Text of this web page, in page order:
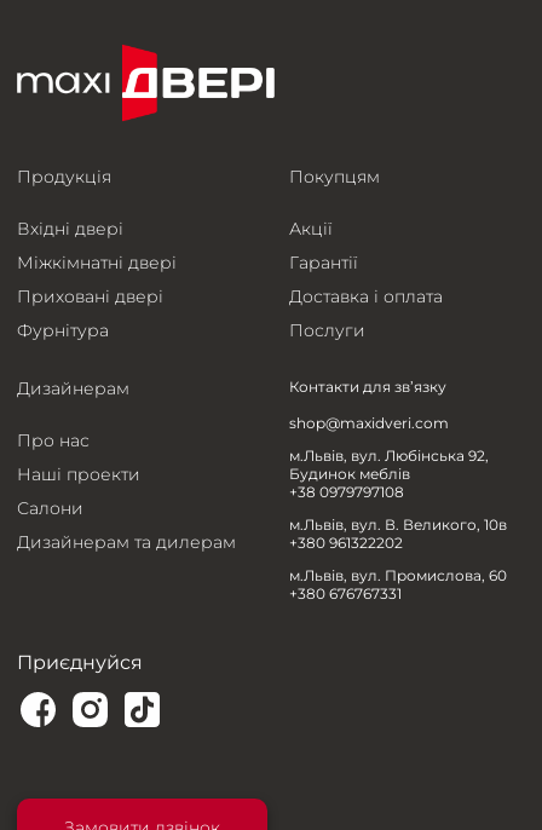
Продукція
Вхідні двері
Міжкімнатні двері
Приховані двері
Фурнітура
Покупцям
Акції
Гарантії
Доставка і оплата
Послуги
Дизайнерам
Про нас
Наші проекти
Салони
Дизайнерам та дилерам
Контакти для зв’язку
shop@maxidveri.com
м.Львів, вул. Любінська 92,
Будинок меблів
+38 0979797108
м.Львів, вул. В. Великого, 10в
+380 961322202
м.Львів, вул. Промислова, 60
+380 676767331
Приєднуйся